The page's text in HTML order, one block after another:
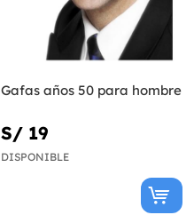
Gafas años 50 para hombre
S/ 19
DISPONIBLE